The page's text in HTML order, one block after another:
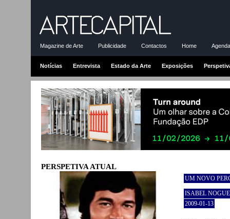
Magazine de Arte Publicidade Contactos Home
Notícias Entrevista Estado da Arte Exposições
PERSPETIVA ATUAL
UM NOVO
ISABEL
2009-01-13